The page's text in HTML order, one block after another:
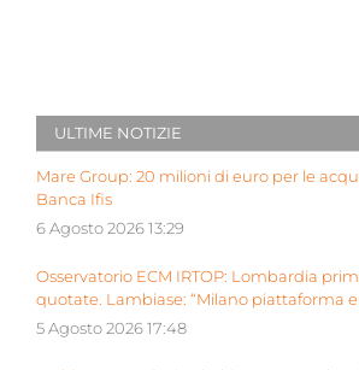
ULTIME NOTIZIE
Mare Group: 20 milioni di euro per le
Banca Ifis
6 Agosto 2026 13:29
Osservatorio ECM IRTOP: Lombardia
quotate. Lambiase: “Milano piattaforma
5 Agosto 2026 17:48